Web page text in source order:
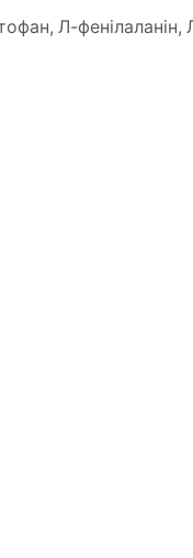
Л-фенілаланін,